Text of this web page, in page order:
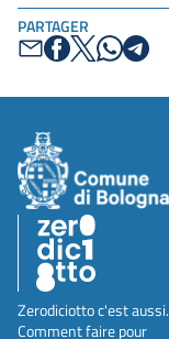
PARTAGER
Zerodiciotto c'est
Comment faire pour